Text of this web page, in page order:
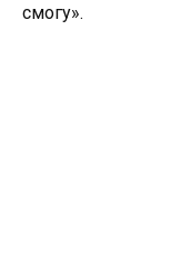
смогу».